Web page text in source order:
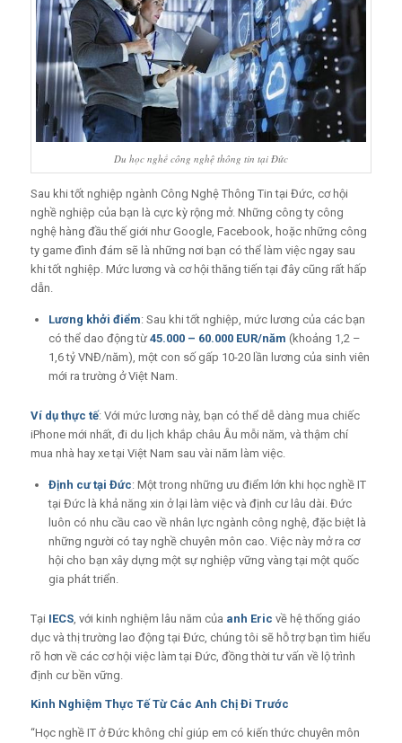
Du học nghề công nghệ thông tin tại Đức
Sau khi tốt nghiệp ngành Công Nghệ Thông Tin tại Đức, cơ hội
nghề nghiệp của bạn là cực kỳ rộng mở. Những công ty công
nghệ hàng đầu thế giới như Google, Facebook, hoặc những công
ty game đình đám sẽ là những nơi bạn có thể làm việc ngay sau
khi tốt nghiệp. Mức lương và cơ hội thăng tiến tại đây cũng rất hấp
dẫn.
Lương khởi điểm: Sau khi tốt nghiệp, mức lương của các bạn
có thể dao động từ 45.000 – 60.000 EUR/năm (khoảng 1,2 –
1,6 tỷ VNĐ/năm), một con số gấp 10-20 lần lương của sinh viên
mới ra trường ở Việt Nam.
Ví dụ thực tế: Với mức lương này, bạn có thể dễ dàng mua chiếc
iPhone mới nhất, đi du lịch khắp châu Âu mỗi năm, và thậm chí
mua nhà hay xe tại Việt Nam sau vài năm làm việc.
Định cư tại Đức: Một trong những ưu điểm lớn khi học nghề IT
tại Đức là khả năng xin ở lại làm việc và định cư lâu dài. Đức
luôn có nhu cầu cao về nhân lực ngành công nghệ, đặc biệt là
những người có tay nghề chuyên môn cao. Việc này mở ra cơ
hội cho bạn xây dựng một sự nghiệp vững vàng tại một quốc
gia phát triển.
Tại IECS, với kinh nghiệm lâu năm của anh Eric về hệ thống giáo
dục và thị trường lao động tại Đức, chúng tôi sẽ hỗ trợ bạn tìm hiểu
rõ hơn về các cơ hội việc làm tại Đức, đồng thời tư vấn về lộ trình
định cư bền vững.
Kinh Nghiệm Thực Tế Từ Các Anh Chị Đi Trước
“Học nghề IT ở Đức không chỉ giúp em có kiến thức chuyên môn